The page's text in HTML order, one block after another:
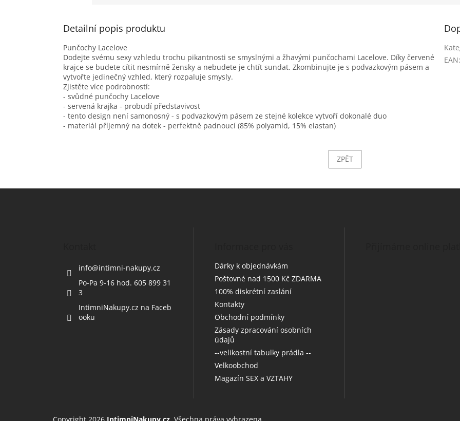
Detailní popis produktu
Punčochy Lacelove
Dodejte svému sexy vzhledu trochu pikantnosti se smyslnými a žhavými punčochami Lacelove. Díky červené
krajce se budete cítit nesmírně žensky a nebudete je chtít sundat. Zkombinujte je s podvazkovým pásem a
vytvořte jedinečný vzhled, který rozpaluje smysly.
Zjistěte více podrobností:
- svůdné punčochy Lacelove
- servená krajka - probudí představivost
- tento design není samonosný - s podvazkovým pásem ze stejné kolekce vytvoří dokonalé duo
- materiál příjemný na dotek - perfektně padnoucí (85% polyamid, 15% elastan)
EAN:
ZPĚT
Z
info@intimni-nakupy.cz
Po-Pa 9-16 hod. 605 899 31
3
IntimniNakupy.cz na Faceb
ooku
Dárky k objednávkám
Poštovné nad 1500 Kč ZDARMA
100% diskrétní zaslání
Kontakty
Obchodní podmínky
Zásady zpracování osobních
údajů
--velikostní tabulky prádla --
Velkoobchod
Magazín SEX a VZTAHY